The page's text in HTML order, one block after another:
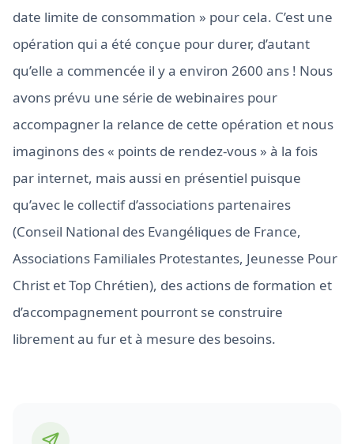
date limite de consommation » pour cela. C’est une
opération qui a été conçue pour durer, d’autant
qu’elle a commencée il y a environ 2600 ans ! Nous
avons prévu une série de webinaires pour
accompagner la relance de cette opération et nous
imaginons des « points de rendez-vous » à la fois
par internet, mais aussi en présentiel puisque
qu’avec le collectif d’associations partenaires
(Conseil National des Evangéliques de France,
Associations Familiales Protestantes, Jeunesse Pour
Christ et Top Chrétien), des actions de formation et
d’accompagnement pourront se construire
librement au fur et à mesure des besoins.